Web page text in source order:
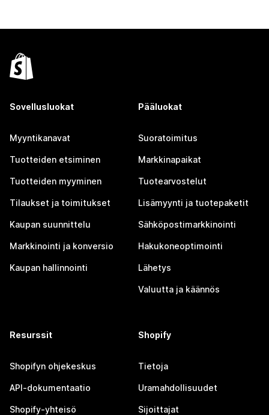
Sovellusluokat
Myyntikanavat
Tuotteiden etsiminen
Tuotteiden myyminen
Tilaukset ja toimitukset
Kaupan suunnittelu
Markkinointi ja konversio
Kaupan hallinnointi
Pääluokat
Suoratoimitus
Markkinapaikat
Tuotearvostelut
Lisämyynti ja tuotepaketit
Sähköpostimarkkinointi
Hakukoneoptimointi
Lähetys
Valuutta ja käännös
Resurssit
Shopifyn ohjekeskus
API-dokumentaatio
Shopify-yhteisö
Shopify
Tietoja
Uramahdollisuudet
Sijoittajat